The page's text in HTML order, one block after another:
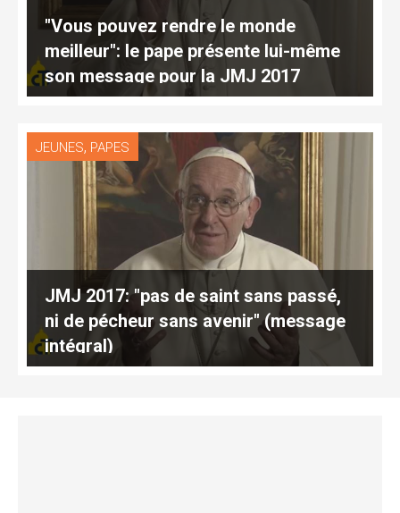
"Vous pouvez rendre le monde
meilleur": le pape présente lui-même
son message pour la JMJ 2017
JEUNES, PAPES
JMJ 2017: "pas de saint sans passé,
ni de pécheur sans avenir" (message
intégral)